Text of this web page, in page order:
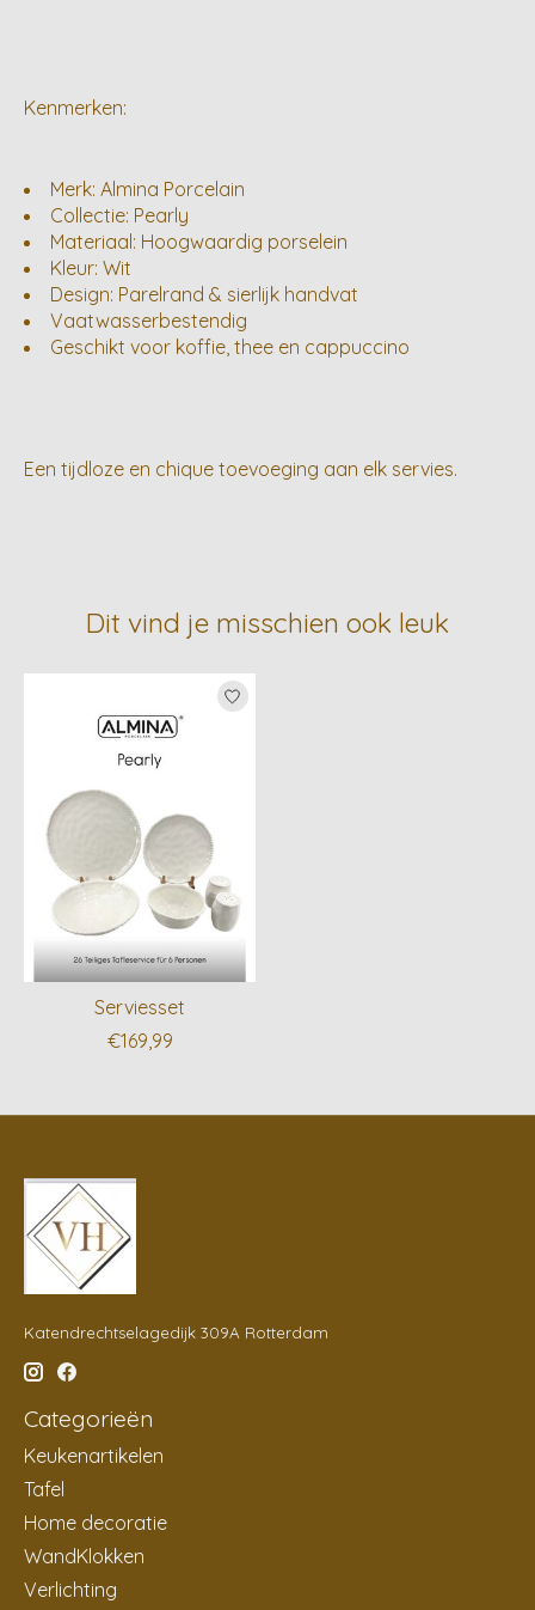
Kenmerken:
Merk: Almina Porcelain
Collectie: Pearly
Materiaal: Hoogwaardig porselein
Kleur: Wit
Design: Parelrand & sierlijk handvat
Vaatwasserbestendig
Geschikt voor koffie, thee en cappuccino
Een tijdloze en chique toevoeging aan elk servies.
Dit vind je misschien ook leuk
Items van productcarrousel
Serviesset
€169,99
Katendrechtselagedijk 309A Rotterdam
Categorieën
Keukenartikelen
Tafel
Home decoratie
WandKlokken
Verlichting